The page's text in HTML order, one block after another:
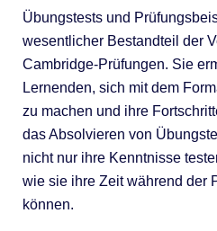
Übungstests und
wesentlicher Bestandteil der
Cambridge-Prüfungen. Sie
Lernenden, sich mit dem
zu machen und ihre
das Absolvieren von
nicht nur ihre Kenntnisse
wie sie ihre Zeit während der
können.